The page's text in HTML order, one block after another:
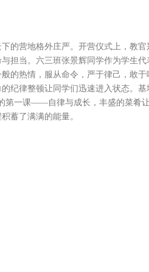
营地格外庄严。开营仪式上，教官
担当。六三班张景辉同学作为学生
的热情，服从命令，严于律己，敢
纪律整顿让同学们迅速进入状态。
第一课——自律与成长，丰盛的菜肴
蓄了满满的能量。